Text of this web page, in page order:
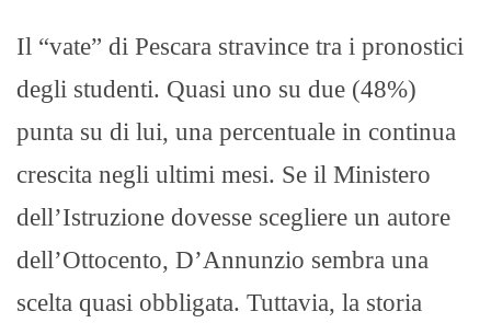
Il “vate” di Pescara stravince tra i pronostici
degli studenti. Quasi uno su due (48%)
punta su di lui, una percentuale in continua
crescita negli ultimi mesi. Se il Ministero
dell’Istruzione dovesse scegliere un autore
dell’Ottocento, D’Annunzio sembra una
scelta quasi obbligata. Tuttavia, la storia